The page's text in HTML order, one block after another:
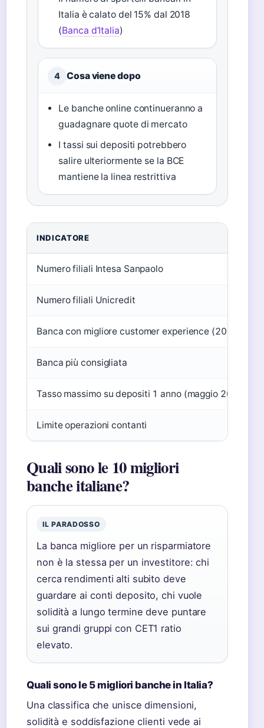
Italia è calato del 15% dal 2018
(Banca d’Italia)
4 Cosa viene dopo
Le banche online continueranno a
guadagnare quote di mercato
I tassi sui depositi potrebbero
salire ulteriormente se la BCE
mantiene la linea restrittiva
INDICATORE
Numero filiali Intesa Sanpaolo
Numero filiali Unicredit
Banca con migliore customer experience (2025)
Banca più consigliata
Tasso massimo su depositi 1 anno (maggio 2025)
Limite operazioni contanti
Quali sono le 10 migliori
banche italiane?
IL PARADOSSO
La banca migliore per un risparmiatore
non è la stessa per un investitore: chi
cerca rendimenti alti subito deve
guardare ai conti deposito, chi vuole
solidità a lungo termine deve puntare
sui grandi gruppi con CET1 ratio
elevato.
Quali sono le 5 migliori banche in Italia?
Una classifica che unisce dimensioni,
solidità e soddisfazione clienti vede ai